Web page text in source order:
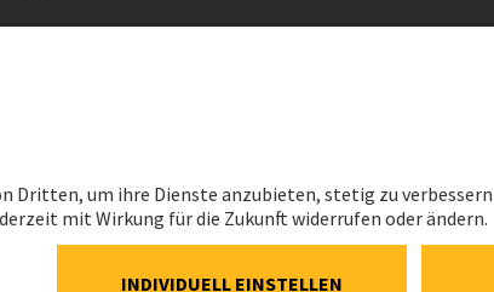
Investment
Jobs Schweiz
Berufserfahrene